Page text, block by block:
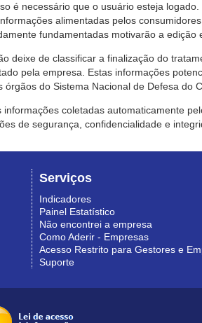
é necessário que o usuário esteja
alimentadas pelos
fundamentadas motivarão a edição
deixe de classificar a finalização do
pela empresa. Estas informações
órgãos do Sistema Nacional de Defesa do
informações coletadas automaticamente
de segurança, confidencialidade e
Serviços
Indicadores
Painel Estatístico
Não encontrei a empresa
Como Aderir - Empresas
Acesso Restrito para Gestores e
Suporte